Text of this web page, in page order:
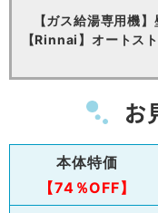
【ガス給湯専用機
【Rinnai】オートス
お
本体特価
【74％OFF】